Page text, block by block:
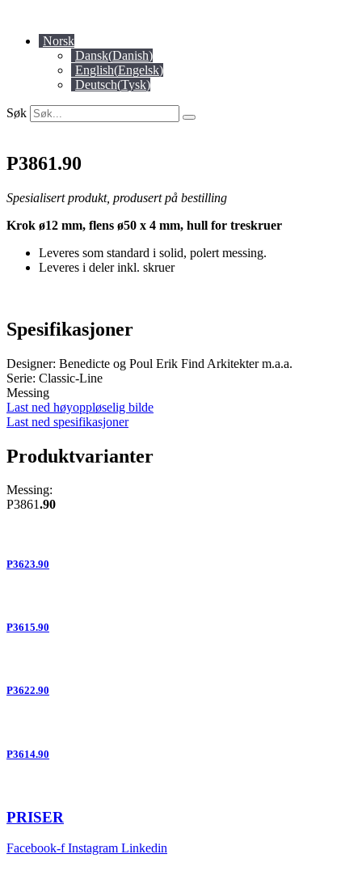
content Norsk
Dansk(Danish)
English(Engelsk)
Deutsch(Tysk)
Søk
P3861.90
Spesialisert produkt, produsert på bestilling
Krok ø12 mm, flens ø50 x 4 mm, hull for treskruer
Leveres som standard i solid, polert messing.
Leveres i deler inkl. skruer
Spesifikasjoner
Designer: Benedicte og Poul Erik Find Arkitekter m.a.a.
Serie: Classic-Line
Messing
Last ned høyoppløselig bilde
Last ned spesifikasjoner
Produktvarianter
Messing:
P3861.90
P3623.90
P3615.90
P3622.90
P3614.90
PRISER
Facebook-f Instagram Linkedin